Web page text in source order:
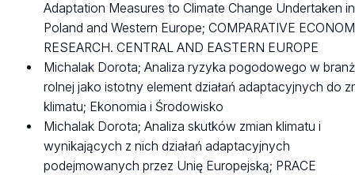
Adaptation Measures to Climate Change Undertaken in
Poland and Western Europe; COMPARATIVE
RESEARCH. CENTRAL AND EASTERN EUROPE
Michalak Dorota; Analiza ryzyka pogodowego w
rolnej jako istotny element działań adaptacyjnych do
klimatu; Ekonomia i Środowisko
Michalak Dorota; Analiza skutków zmian klimatu i
wynikających z nich działań adaptacyjnych
podejmowanych przez Unię Europejską; PRACE